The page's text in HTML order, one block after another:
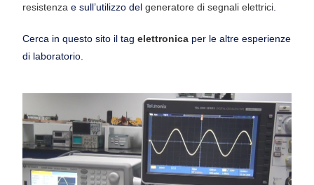
resistenza e sull’utilizzo delgeneratore di segnali elettrici
Cerca in questo sito il tagelettronica per le altre esperienze
di laboratorio.